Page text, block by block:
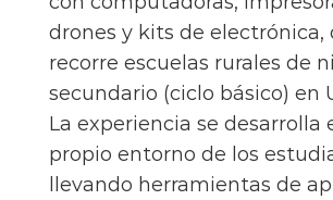
drones y kits de electrónica,
recorre escuelas rurales de
secundario (ciclo básico) en
La experiencia se desarrolla
propio entorno de los
llevando herramientas de